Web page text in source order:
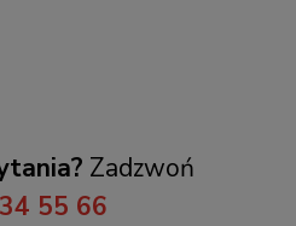
Zadzwoń
55 66